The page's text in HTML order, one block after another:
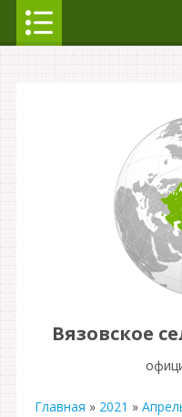
Вязовское
Главная » 2021 »